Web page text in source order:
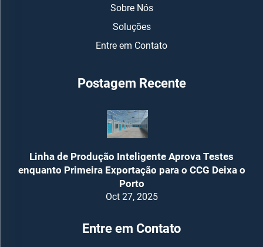
Sobre Nós
Soluções
Entre em Contato
Postagem Recente
Linha de Produção Inteligente Aprova Testes
enquanto Primeira Exportação para o CCG Deixa o
Porto
Oct 27, 2025
Entre em Contato